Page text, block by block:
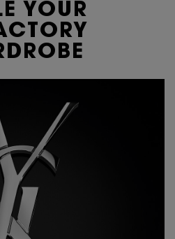
YOUR